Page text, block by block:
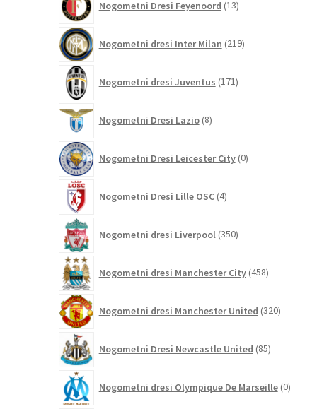
Nogometni Dresi Feyenoord 13izdelkov
Nogometni dresi Inter Milan 219izdelkov
Nogometni dresi Juventus 171izdelkov
Nogometni Dresi Lazio 8izdelkov
Nogometni Dresi Leicester City 0izdelkov
Nogometni Dresi Lille OSC 4izdelki
Nogometni dresi Liverpool 350izdelkov
Nogometni dresi Manchester City 458izdelkov
Nogometni dresi Manchester United 320izdelkov
Nogometni Dresi Newcastle United 85izdelkov
Nogometni dresi Olympique De Marseille 0